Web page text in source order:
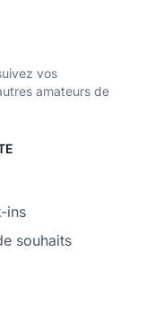
vos
amateurs de
ins
souhaits